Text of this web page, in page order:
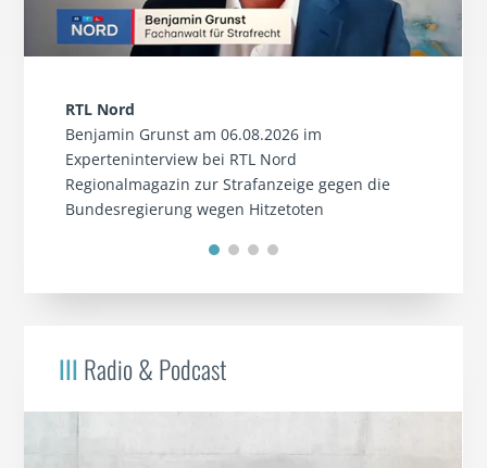
RTL Nord
Benjamin Grunst am 06.08.2026 im
Experteninterview bei RTL Nord
Regionalmagazin zur Strafanzeige gegen die
Bundesregierung wegen Hitzetoten
III Radio & Podcast